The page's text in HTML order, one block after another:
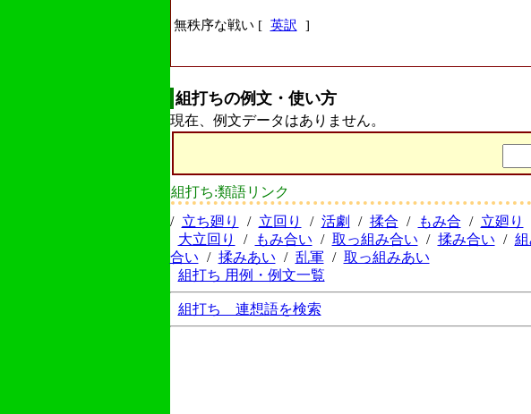
無秩序な戦い [ 英訳 ]
組打ちの例文・使い方
現在、例文データはありません。
組打ち:類語リンク
/
立ち廻り / 立回り / 活劇 / 揉合 / もみ合 / 立廻り
大立回り
/ もみ合い / 取っ組み合い / 揉み合い /
合い / 揉みあい / 乱軍 / 取っ組みあい
組打ち 用例・例文一覧
組打ち 連想語を検索